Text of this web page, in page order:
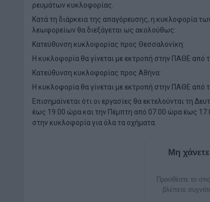
ρευμάτων κυκλοφορίας.
Κατά τη διάρκεια της απαγόρευσης, η κυκλοφορία
λεωφορείων θα διεξάγεται ως ακολούθως:
Κατεύθυνση κυκλοφορίας προς Θεσσαλονίκη:
Η κυκλοφορία θα γίνεται με εκτροπή στην ΠΑΘΕ από
Κατεύθυνση κυκλοφορίας προς Αθήνα:
Η κυκλοφορία θα γίνεται με εκτροπή στην ΠΑΘΕ από
Επισημαίνεται ότι οι εργασίες θα εκτελούνται τη
έως 19.00 ώρα και την Πέμπτη από 07.00 ώρα έως
στην κυκλοφορία για όλα τα οχήματα.
Μη
Προσθέστε το στις
βλέπετε